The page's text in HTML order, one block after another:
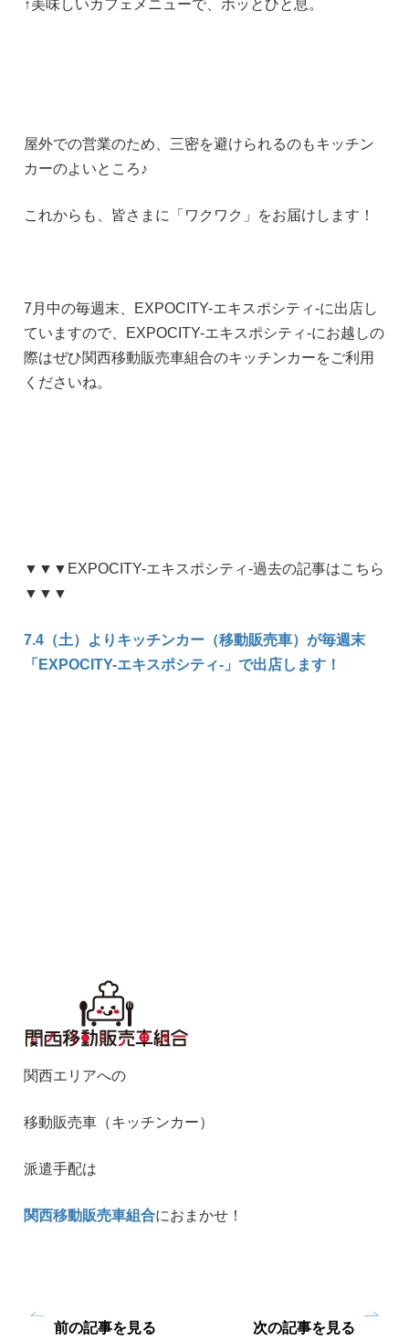
↑美味しいカフェメニューで、ホッとひと息。
屋外での営業のため、三密を避けられるのもキッチン
カーのよいところ♪
これからも、皆さまに「ワクワク」をお届けします！
7月中の毎週末、EXPOCITY-エキスポシティ-に出店し
ていますので、EXPOCITY-エキスポシティ-にお越しの
際はぜひ関西移動販売車組合のキッチンカーをご利用
くださいね。
▼▼▼EXPOCITY-エキスポシティ-過去の記事はこちら
▼▼▼
7.4（土）よりキッチンカー（移動販売車）が毎週末
「EXPOCITY-エキスポシティ-」で出店します！
関西エリアへの
移動販売車（キッチンカー）
派遣手配は
関西移動販売車組合におまかせ！
前の記事を見る 次の記事を見る